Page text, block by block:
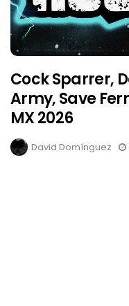
Cock Sparrer,
Army, Save
MX 2026
David Domínguez